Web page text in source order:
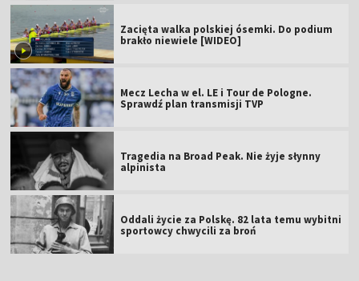
Mecz Lecha w el. LE i Tour de Pologne.
Sprawdź plan transmisji TVP
Tragedia na Broad Peak. Nie żyje słynny
alpinista
Oddali życie za Polskę. 82 lata temu wybitni
sportowcy chwycili za broń